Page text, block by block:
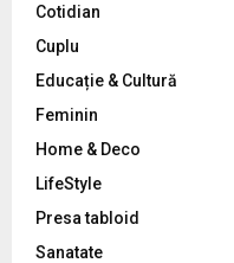
:Cotidian
Cuplu
Educație & Cultură
Feminin
Home & Deco
LifeStyle
Presa tabloid
Sanatate